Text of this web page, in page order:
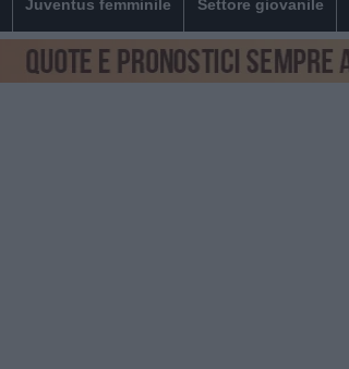
Juventus femminile Settore giovanile